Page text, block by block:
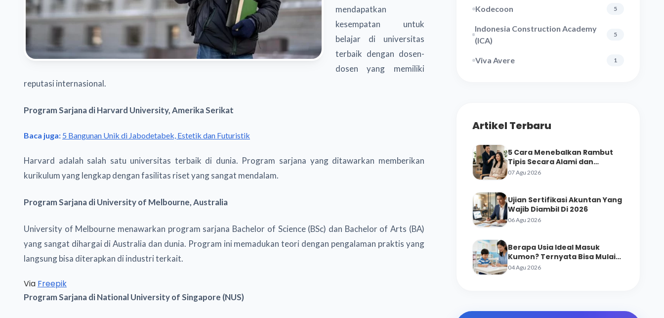
mendapatkan
kesempatan untuk
belajar di universitas
terbaik dengan dosen-
dosen yang memiliki
reputasi internasional.
Program Sarjana di Harvard University, Amerika Serikat
Baca juga: 5 Bangunan Unik di Jabodetabek, Estetik dan Futuristik
Harvard adalah salah satu universitas terbaik di dunia. Program sarjana yang ditawarkan memberikan
kurikulum yang lengkap dengan fasilitas riset yang sangat mendalam.
Program Sarjana di University of Melbourne, Australia
University of Melbourne menawarkan program sarjana Bachelor of Science (BSc) dan Bachelor of Arts (BA)
yang sangat dihargai di Australia dan dunia. Program ini memadukan teori dengan pengalaman praktis yang
langsung bisa diterapkan di industri terkait.
Via Freepik
Program Sarjana di National University of Singapore (NUS)
Kodecoon 5
Indonesia Construction Academy
(ICA)
5
Viva Avere 1
Artikel Terbaru
5 Cara Menebalkan Rambut
Tipis Secara Alami dan
Perawatan Salon
07 Agu 2026
Ujian Sertifikasi Akuntan Yang
Wajib Diambil Di 2026
06 Agu 2026
Berapa Usia Ideal Masuk
Kumon? Ternyata Bisa Mulai
dari Prasekolah
04 Agu 2026